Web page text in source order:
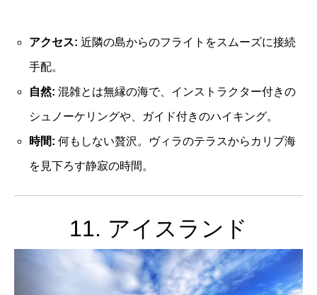
アクセス: 近隣の島からのフライトをスムーズに接続
手配。
自然: 混雑とは無縁の海で、インストラクター付きの
シュノーケリングや、ガイド付きのハイキング。
時間: 何もしない贅沢。ヴィラのテラスからカリブ海
を見下ろす静寂の時間。
11. アイスランド